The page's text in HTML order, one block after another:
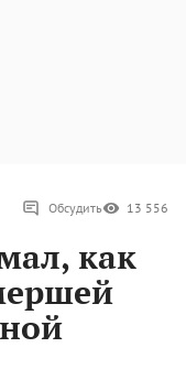
Обсудить 13 556
как